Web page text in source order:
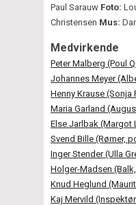
Paul Sarauw Foto:
Christensen Mus:
Medvirkende
Peter Malberg (Poul
Johannes Meyer
Henny Krause (Sonja
Maria Garland
Else Jarlbak (Margot
Svend Bille (Rømer,
Inger Stender (Ulla
Holger-Madsen
Knud Heglund
Kaj Mervild